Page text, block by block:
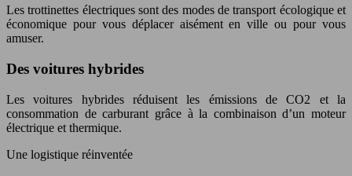
Les trottinettes électriques sont des modes de transport écologique et
économique pour vous déplacer aisément en ville ou pour vous
amuser.
Des voitures hybrides
Les voitures hybrides réduisent les émissions de CO2 et la
consommation de carburant grâce à la combinaison d’un moteur
électrique et thermique.
Une logistique réinventée